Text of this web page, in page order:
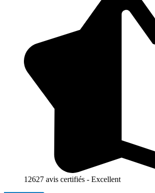
12627 avis certifiés - Excellent